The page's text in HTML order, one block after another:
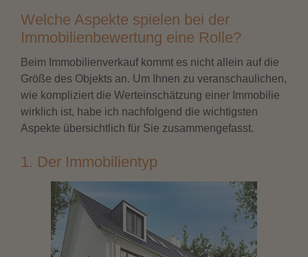
Welche Aspekte spielen bei der
Immobilienbewertung eine Rolle?
Beim Immobilienverkauf kommt es nicht allein auf die
Größe des Objekts an. Um Ihnen zu veranschaulichen,
wie kompliziert die Werteinschätzung einer Immobilie
wirklich ist, habe ich nachfolgend die wichtigsten
Aspekte übersichtlich für Sie zusammengefasst.
1. Der Immobilientyp